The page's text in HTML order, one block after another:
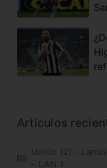
Artículos
Unión (2) –
– LAN 1